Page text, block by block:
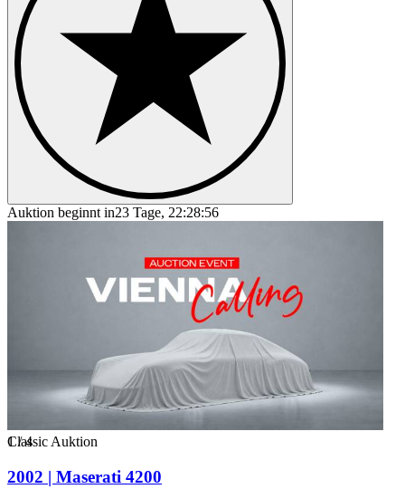
Auktion beginnt in23 Tage, 22:28:56
1/4
Classic Auktion
2002 | Maserati 4200